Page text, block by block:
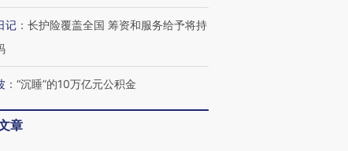
四届链博
“链”接产
【商旅对话】华住集团
记 ： 长护险覆盖全国 筹资和服务给予将持
： “沉睡”的10万亿元公积金
章